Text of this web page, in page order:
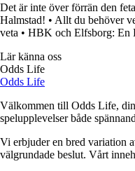
Det är inte över förrän den
Halmstad! • Allt du behöver
veta • HBK och Elfsborg: En
Lär känna oss
Odds Life
Odds Life
Välkommen till Odds Life, din
spelupplevelser både
Vi erbjuder en bred variation
välgrundade beslut. Vårt